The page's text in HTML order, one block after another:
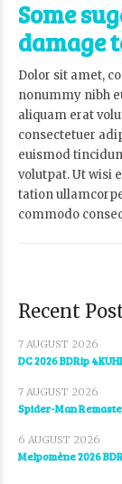
Some
damage
Dolor sit amet,
nonummy nibh
aliquam erat
consectetuer
euismod
volutpat. Ut wisi
tation
commodo
Recent
7 AUGUST 2026
DC 2026 BDRip
7 AUGUST 2026
Spider-Man
6 AUGUST 2026
Melpomène 2026